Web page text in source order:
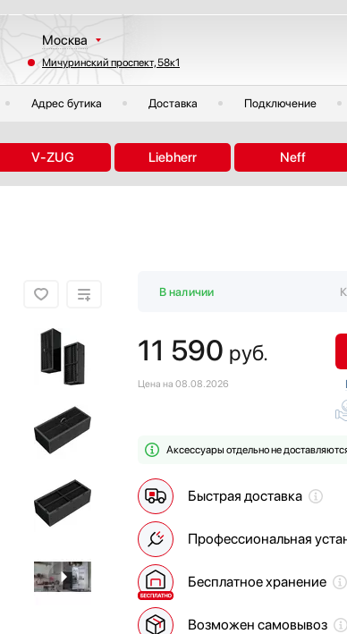
Москва
Санкт-Петербург
Казань
Екатеринбург
Мичуринский проспект, 58к1
Адрес бутика Доставка Подключение
V-ZUG Liebherr Neff
В наличии
11 590 руб.
Цена на 08.08.2026
Аксессуары отдельно не
Быстрая доставка
Профессиональная
Бесплатное хранение
Возможен самовывоз